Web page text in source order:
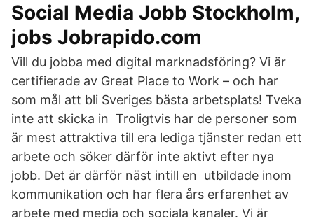
Social Media Jobb Stockholm,
jobs Jobrapido.com
Vill du jobba med digital marknadsföring? Vi är
certifierade av Great Place to Work – och har
som mål att bli Sveriges bästa arbetsplats! Tveka
inte att skicka in​ Troligtvis har de personer som
är mest attraktiva till era lediga tjänster redan ett
arbete och söker därför inte aktivt efter nya
jobb. Det är därför näst intill en utbildade inom
kommunikation och har flera års erfarenhet av
arbete med media och sociala kanaler. Vi är